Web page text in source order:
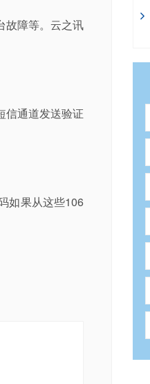
故障等。云之讯
信通道发送验证
如果从这些106